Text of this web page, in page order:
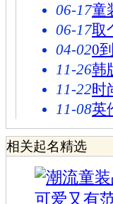
06-17童
06-17取
04-020
11-26韩
11-22时
11-08英
相关起名精选